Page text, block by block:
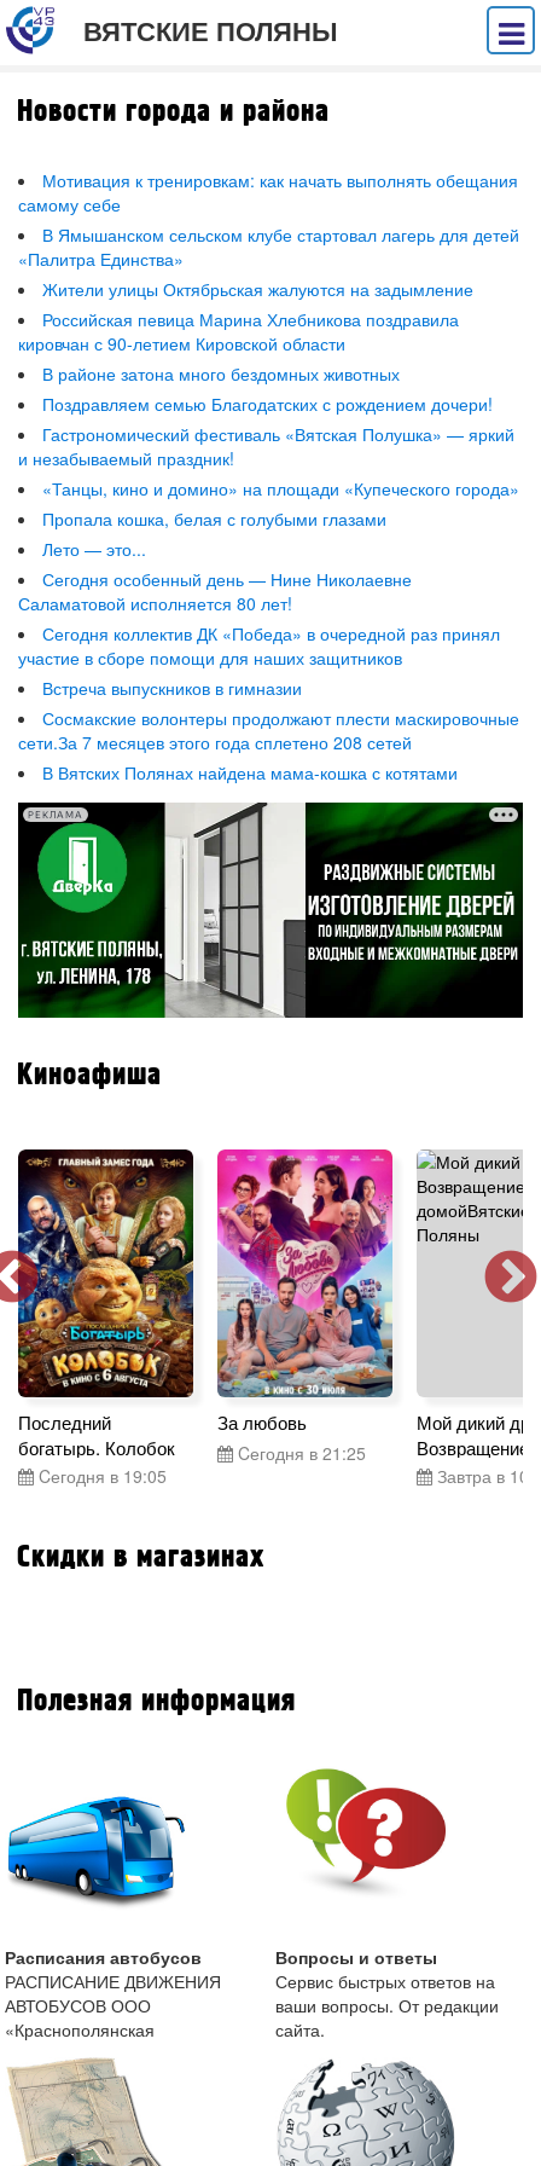
ВЯТСКИЕ ПОЛЯНЫ
Новости города и района
Мотивация к тренировкам: как начать выполнять обещания
самому себе
В Ямышанском сельском клубе стартовал лагерь для детей
«Палитра Единства»
Жители улицы Октябрьская жалуются на задымление
Российская певица Марина Хлебникова поздравила
кировчан с 90-летием Кировской области
В районе затона много бездомных животных
Поздравляем семью Благодатских с рождением дочери!
Гастрономический фестиваль «Вятская Полушка» — яркий
и незабываемый праздник!
«Танцы, кино и домино» на площади «Купеческого города»
Пропала кошка, белая с голубыми глазами
Лето — это...
Сегодня особенный день — Нине Николаевне
Саламатовой исполняется 80 лет!
Сегодня коллектив ДК «Победа» в очередной раз принял
участие в сборе помощи для наших защитников
Встреча выпускников в гимназии
Сосмакские волонтеры продолжают плести маскировочные
сети.За 7 месяцев этого года сплетено 208 сетей
В Вятских Полянах найдена мама-кошка с котятами
РЕКЛАМА
Киноафиша
Последний
богатырь. Колобок
Cегодня в 19:05
За любовь
Cегодня в 21:25
Мой дикий
Возвращение
Завтра в
Скидки в магазинах
Полезная информация
Расписания автобусов
РАСПИСАНИЕ ДВИЖЕНИЯ
АВТОБУСОВ ООО
«Краснополянская
автоколонна» с 13 мая 2019
Вопросы и ответы
Сервис быстрых ответов на
ваши вопросы. От редакции
сайта.